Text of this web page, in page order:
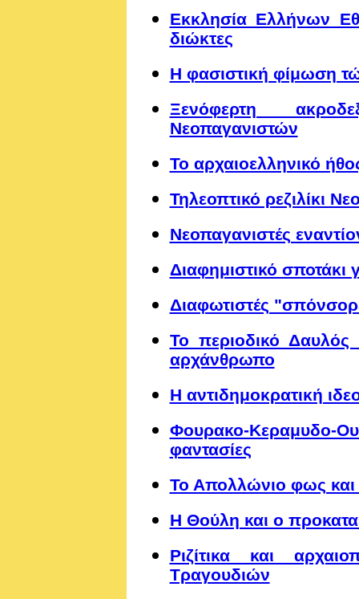
Εκκλησία Ελλήνων
διώκτες
Η φασιστική φίμωση
Ξενόφερτη
Νεοπαγανιστών
Το αρχαιοελληνικό
Τηλεοπτικό ρεζιλίκι
Νεοπαγανιστές
Διαφημιστικό σποτάκι
Διαφωτιστές
Το περιοδικό Δαυλός
αρχάνθρωπο
Η αντιδημοκρατική
Φουρακο-Κεραμυδο-
φαντασίες
Το Απολλώνιο φως
Η Θούλη και ο
Ριζίτικα και
Τραγουδιών